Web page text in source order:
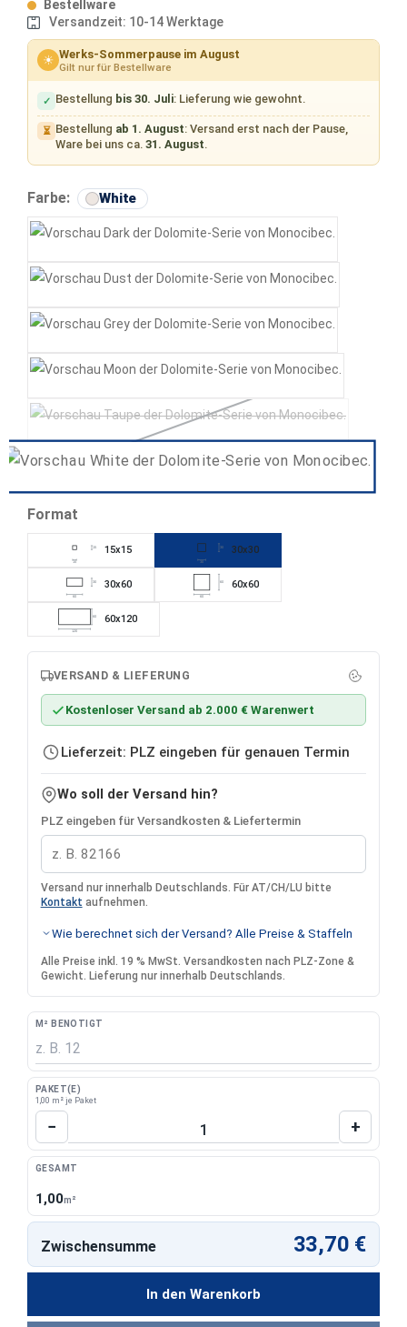
Bestellware
Versandzeit: 10-14 Werktage
☀ Werks-Sommerpause im August
Gilt nur für Bestellware
✓ Bestellung bis 30. Juli: Lieferung wie gewohnt.
⏳ Bestellung ab 1. August: Versand erst nach der Pause,
Ware bei uns ca.31. August.
Farbe: White auswählen
Format
15
15 15x15
30
30 30x30
60
30 30x60
60
60x60
120
60x120
VERSAND & LIEFERUNG
Kostenloser Versand ab 2.000 € Warenwert
Lieferzeit: PLZ eingeben für genauen Termin
Wo soll der Versand hin?
PLZ eingeben für Versandkosten & Liefertermin
Versand nur innerhalb Deutschlands. Für AT/CH/LU bitte
Kontakt aufnehmen.
Wie berechnet sich der Versand? Alle Preise & Staffeln
Alle Preise inkl. 19 % MwSt. Versandkosten nach PLZ-Zone &
Gewicht. Lieferung nur innerhalb Deutschlands.
M² BENÖTIGT
PAKET(E)
1,00 m² je Paket
Produkt Anzahl: Gib den gewünschten
− +
GESAMT
1,00m²
In den Warenkorb
Zwischensumme 33,70 €